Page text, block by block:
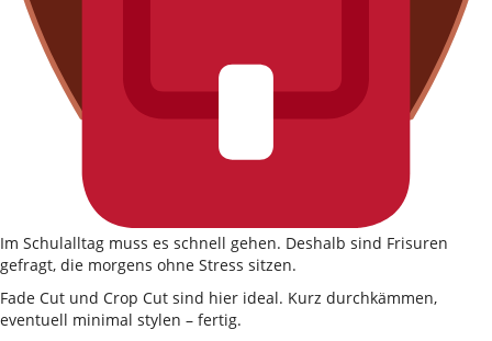
Im Schulalltag muss es schnell gehen. Deshalb sind Frisuren
gefragt, die morgens ohne Stress sitzen.
Fade Cut und Crop Cut sind hier ideal. Kurz durchkämmen,
eventuell minimal stylen – fertig.